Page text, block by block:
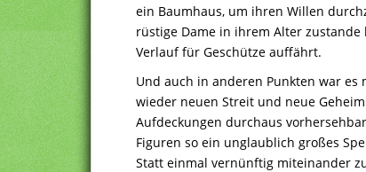
ein Baumhaus, um ihren Willen
rüstige Dame in ihrem Alter
Verlauf für Geschütze auffährt.
Und auch in anderen Punkten war
wieder neuen Streit und neue
Aufdeckungen durchaus
Figuren so ein unglaublich großes
Statt einmal vernünftig miteinander